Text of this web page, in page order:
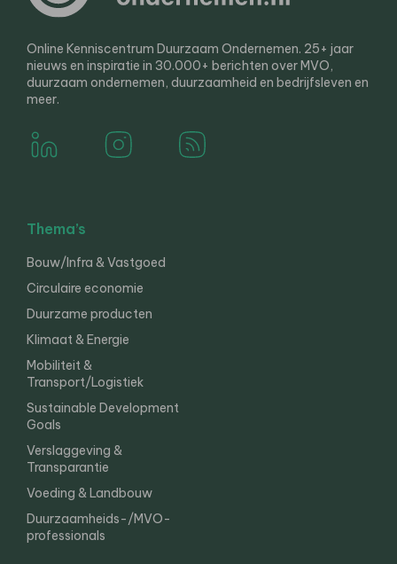
Online Kenniscentrum Duurzaam Ondernemen. 25+ jaar
nieuws en inspiratie in 30.000+ berichten over MVO,
duurzaam ondernemen, duurzaamheid en bedrijfsleven en
meer.
Thema’s
Bouw/Infra & Vastgoed
Circulaire economie
Duurzame producten
Klimaat & Energie
Mobiliteit &
Transport/Logistiek
Sustainable Development
Goals
Verslaggeving &
Transparantie
Voeding & Landbouw
Duurzaamheids-/MVO-
professionals